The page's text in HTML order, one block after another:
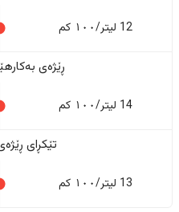
12 لیتر/١٠٠ کم
ڕێژەى
14 لیتر/١٠٠ کم
تێکڕای
13 لیتر/١٠٠ کم